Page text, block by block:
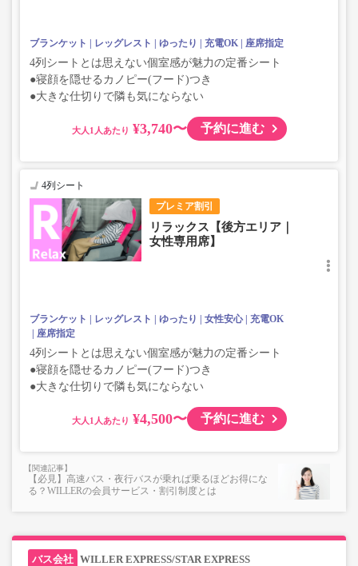
ブランケット レッグレスト ゆったり 充電OK 座席指定
4列シートとは思えない個室感が魅力の定番シート
●寝顔を隠せるカノピー(フード)つき
●大きな仕切りで隣も気にならない
大人 ¥3,740〜 予約に進む
プレミア割引
4列シート
リラックス【後方エリア｜
女性専用席】
ブランケット レッグレスト ゆったり 女性安心
充電OK
座席指定
4列シートとは思えない個室感が魅力の定番シート
●寝顔を隠せるカノピー(フード)つき
●大きな仕切りで隣も気にならない
大人 ¥4,500〜 予約に進む
【必見】高速バス・夜行バスが乗れば乗るほどお得にな
る？WILLERの会員サービス・割引制度とは
WILLER EXPRESS/STAR EXPRESS